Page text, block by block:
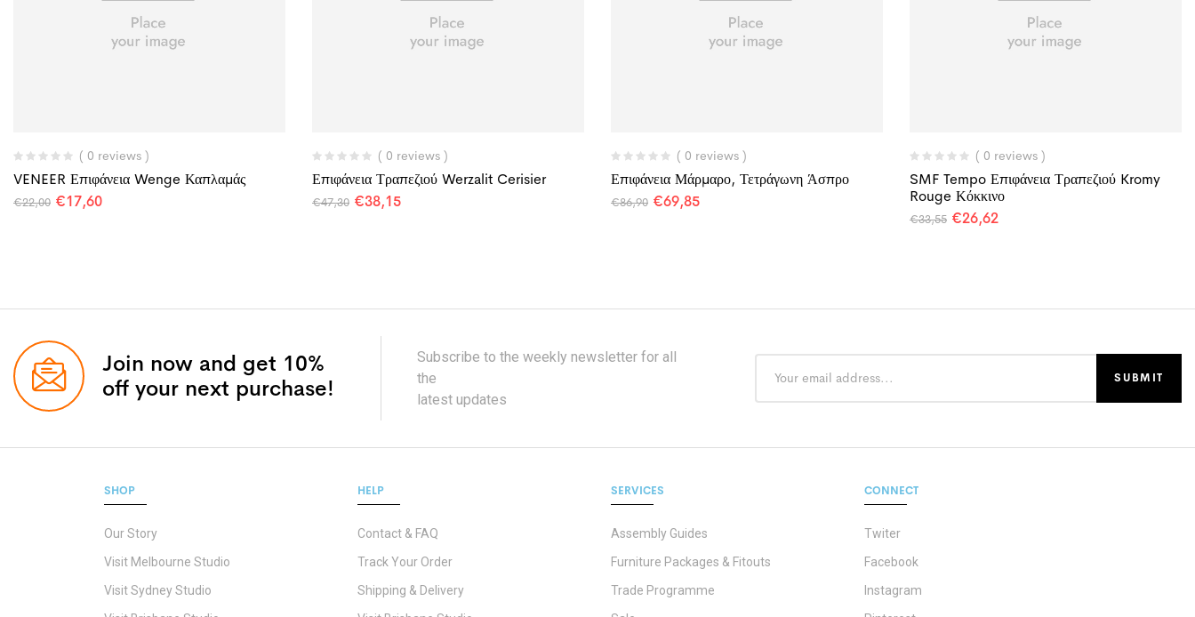
( 0 reviews )
VENEER Επιφάνεια Wenge Καπλαμάς
€22,00 €17,60
( 0 reviews )
Επιφάνεια Τραπεζιού Werzalit Cerisier
€47,30 €38,15
( 0 reviews )
Επιφάνεια Μάρμαρο, Τετράγωνη Άσπρο
€86,90 €69,85
( 0 reviews )
SMF Tempo Επιφάνεια Τραπεζιού Kromy
Rouge Κόκκινο
€33,55 €26,62
Join now and get 10%
off your next purchase!
Subscribe to the weekly newsletter for all
the
latest updates
SHOP
Our Story
Visit Melbourne Studio
Visit Sydney Studio
HELP
Contact & FAQ
Track Your Order
Shipping & Delivery
SERVICES
Assembly Guides
Furniture Packages & Fitouts
Trade Programme
CONNECT
Twiter
Facebook
Instagram